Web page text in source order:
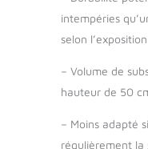
intempéries
selon l’exposition
– Volume de
hauteur de 50
– Moins adapté
régulièrement la